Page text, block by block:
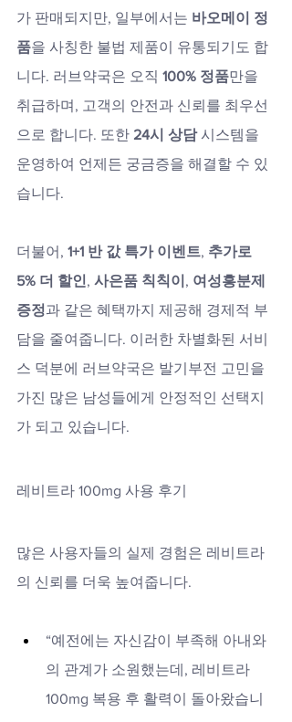
가 판매되지만, 일부에서는 바오메이 정
품을 사칭한 불법 제품이 유통되기도 합
니다. 러브약국은 오직 100% 정품만을
취급하며, 고객의 안전과 신뢰를 최우선
으로 합니다. 또한 24시 상담 시스템을
운영하여 언제든 궁금증을 해결할 수 있
습니다.
더불어, 1+1 반 값 특가 이벤트, 추가로
5% 더 할인, 사은품 칙칙이 , 여성흥분제
증정과 같은 혜택까지 제공해 경제적 부
담을 줄여줍니다. 이러한 차별화된 서비
스 덕분에 러브약국은 발기부전 고민을
가진 많은 남성들에게 안정적인 선택지
가 되고 있습니다.
레비트라 100mg 사용 후기
많은 사용자들의 실제 경험은 레비트라
의 신뢰를 더욱 높여줍니다.
“예전에는 자신감이 부족해 아내와
의 관계가 소원했는데, 레비트라
100mg 복용 후 활력이 돌아왔습니